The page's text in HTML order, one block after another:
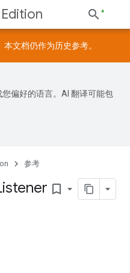
文档仍作为历史参考。
偏好的语言。AI 翻译可能包
参考
bookmark_border